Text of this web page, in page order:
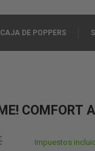
CAJA DE POPPERS
COMFORT
Impuestos